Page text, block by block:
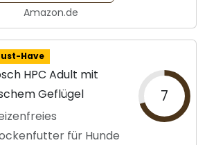
Amazon.de
Have
HPC Adult mit
Geflügel
für Hunde
7